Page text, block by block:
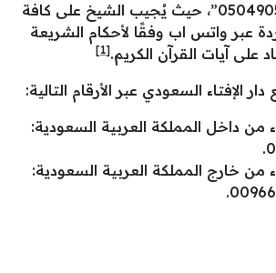
الواتس اب “0504905515”، حيث يُجيب الشيخ على كافة
عبر واتس اب وفقًا لأحكام الشريعة
على آيات القرآن الكريم.[1]
الإفتاء السعودي عبر الأرقام التالية:
من داخل المملكة العربية السعودية:
من خارج المملكة العربية السعودية: